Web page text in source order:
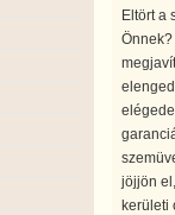
Eltört a
jöjjön
kerületi